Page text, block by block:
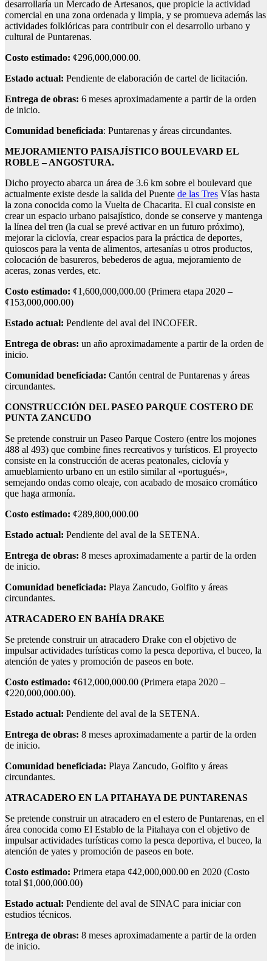
desarrollaría un Mercado de Artesanos, que propicie la actividad
comercial en una zona ordenada y limpia, y se promueva además las
actividades folklóricas para contribuir con el desarrollo urbano y
cultural de Puntarenas.
Costo estimado: ¢296,000,000.00.
Estado actual: Pendiente de elaboración de cartel de licitación.
Entrega de obras: 6 meses aproximadamente a partir de la orden
de inicio.
Comunidad beneficiada: Puntarenas y áreas circundantes.
MEJORAMIENTO PAISAJÍSTICO BOULEVARD EL
ROBLE – ANGOSTURA.
Dicho proyecto abarca un área de 3.6 km sobre el boulevard que
actualmente existe desde la salida del Puente de las Tres Vías hasta
la zona conocida como la Vuelta de Chacarita. El cual consiste en
crear un espacio urbano paisajístico, donde se conserve y mantenga
la línea del tren (la cual se prevé activar en un futuro próximo),
mejorar la ciclovía, crear espacios para la práctica de deportes,
quioscos para la venta de alimentos, artesanías u otros productos,
colocación de basureros, bebederos de agua, mejoramiento de
aceras, zonas verdes, etc.
Costo estimado: ¢1,600,000,000.00 (Primera etapa 2020 –
¢153,000,000.00)
Estado actual: Pendiente del aval del INCOFER.
Entrega de obras: un año aproximadamente a partir de la orden de
inicio.
Comunidad beneficiada: Cantón central de Puntarenas y áreas
circundantes.
CONSTRUCCIÓN DEL PASEO PARQUE COSTERO DE
PUNTA ZANCUDO
Se pretende construir un Paseo Parque Costero (entre los mojones
488 al 493) que combine fines recreativos y turísticos. El proyecto
consiste en la construcción de aceras peatonales, ciclovía y
amueblamiento urbano en un estilo similar al «portugués»,
semejando ondas como oleaje, con acabado de mosaico cromático
que haga armonía.
Costo estimado: ¢289,800,000.00
Estado actual: Pendiente del aval de la SETENA.
Entrega de obras: 8 meses aproximadamente a partir de la orden
de inicio.
Comunidad beneficiada: Playa Zancudo, Golfito y áreas
circundantes.
ATRACADERO EN BAHÍA DRAKE
Se pretende construir un atracadero Drake con el objetivo de
impulsar actividades turísticas como la pesca deportiva, el buceo, la
atención de yates y promoción de paseos en bote.
Costo estimado: ¢612,000,000.00 (Primera etapa 2020 –
¢220,000,000.00).
Estado actual: Pendiente del aval de la SETENA.
Entrega de obras: 8 meses aproximadamente a partir de la orden
de inicio.
Comunidad beneficiada: Playa Zancudo, Golfito y áreas
circundantes.
ATRACADERO EN LA PITAHAYA DE PUNTARENAS
Se pretende construir un atracadero en el estero de Puntarenas, en el
área conocida como El Establo de la Pitahaya con el objetivo de
impulsar actividades turísticas como la pesca deportiva, el buceo, la
atención de yates y promoción de paseos en bote.
Costo estimado: Primera etapa ¢42,000,000.00 en 2020 (Costo
total $1,000,000.00)
Estado actual: Pendiente del aval de SINAC para iniciar con
estudios técnicos.
Entrega de obras: 8 meses aproximadamente a partir de la orden
de inicio.